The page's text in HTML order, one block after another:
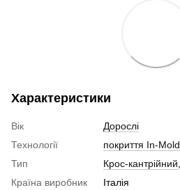
Характеристики
Вік
Дорослі
Технології
покриття In-Mold
Тип
Крос-кантрійний
Країна виробник
Італія